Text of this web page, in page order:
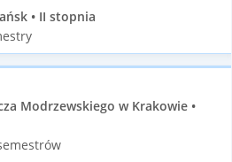
• II stopnia
Modrzewskiego w Krakowie •